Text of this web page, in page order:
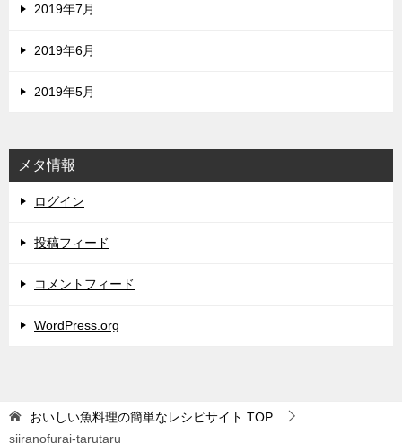
2019年7月
2019年6月
2019年5月
メタ情報
ログイン
投稿フィード
コメントフィード
WordPress.org
おいしい魚料理の簡単なレシピサイト TOP
siiranofurai-tarutaru